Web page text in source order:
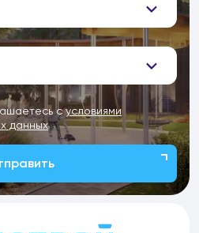
сусловиями
данных